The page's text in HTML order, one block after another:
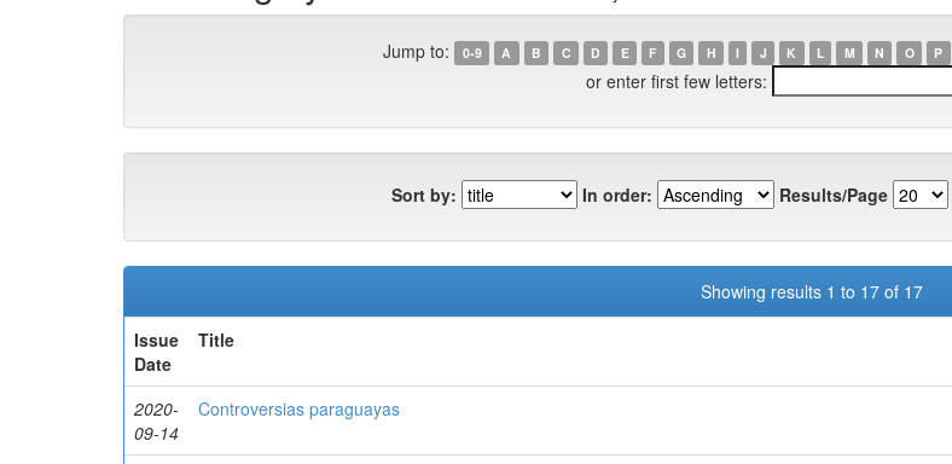
Jump to: 0-9 A B C D E F G H I J K L M N O P
or enter first few letters:
Sort by: In order: Results/Page
Showing results 1 to 17 of 17
Issue
Date
Title
2020-
09-14
Controversias paraguayas